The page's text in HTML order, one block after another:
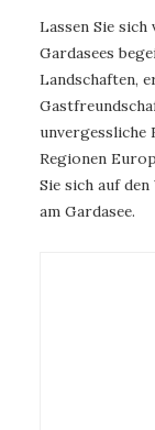
Lassen Sie
Gardasees
Landschaften,
unvergessliche
Regionen
Sie sich auf
am Gardasee.